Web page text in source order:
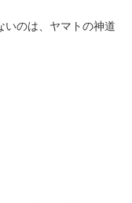
いのは、ヤマトの神道